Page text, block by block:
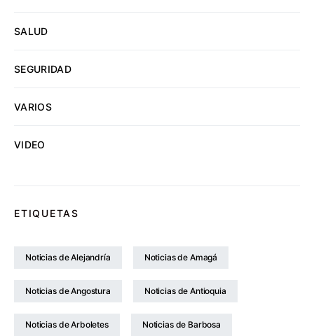
SALUD
SEGURIDAD
VARIOS
VIDEO
ETIQUETAS
Noticias de Alejandría Noticias de Amagá
Noticias de Angostura Noticias de Antioquia
Noticias de Arboletes Noticias de Barbosa